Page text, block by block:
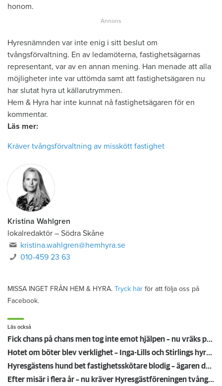
honom.
Hyresnämnden var inte enig i sitt beslut om
tvångsförvaltning. En av ledamöterna, fastighetsägarnas
representant, var av en annan mening. Han menade att alla
möjligheter inte var uttömda samt att fastighetsägaren nu
har slutat hyra ut källarutrymmen.
Hem & Hyra har inte kunnat nå fastighetsägaren för en
kommentar.
Läs mer:
Kräver tvångsförvaltning av misskött fastighet
Kristina Wahlgren
lokalredaktör – Södra Skåne
kristina.wahlgren@hemhyra.se
010-459 23 63
MISSA INGET FRÅN HEM & HYRA. Tryck här för att följa oss på
Facebook.
Läs också
Fick chans på chans men tog inte emot hjälpen – nu vräks paret: ”Tragiskt"
Hotet om böter blev verklighet – Inga-Lills och Stirlings hyresvärdar får betala 75 000: ”Herregud så onödigt”
Hyresgästens hund bet fastighetsskötare blodig – ägaren döms och förlorar nu lägenheten
Efter misär i flera år – nu kräver Hyresgästföreningen tvångsförvaltning av hyreshuset